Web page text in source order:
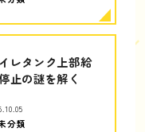
レタンク上部給
止の謎を解く
分類